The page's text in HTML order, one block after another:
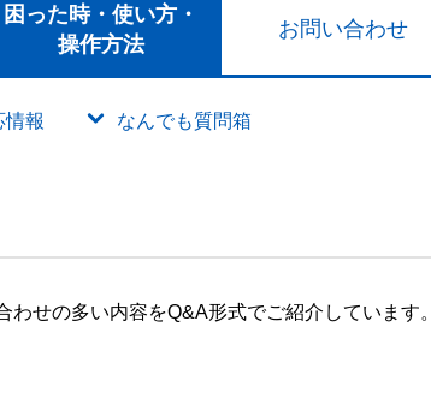
困った時・使い方・
操作方法
お問い合わせ
情報 なんでも質問箱
せの多い内容をQ&A形式でご紹介しています。